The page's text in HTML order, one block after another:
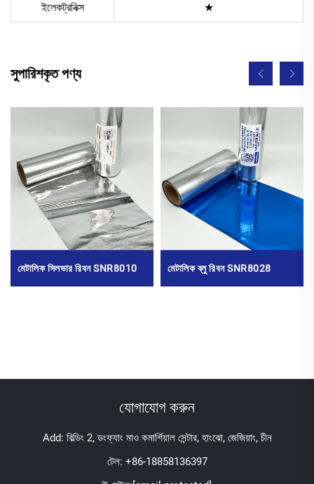
ইলেকট্রনিক্স ★
সুপারিশকৃত পণ্য
মেটালিক সিলভার রিবন SNR8010 মেটালিক ব্লু রিবন SNR8028
যোগাযোগ করুন
Add: বিল্ডিং 2, ডংফ্যাং মাও কমার্শিয়াল সেন্টার, হাংঝো, জেজিয়াং, চীন
টেল: +86-18858136397